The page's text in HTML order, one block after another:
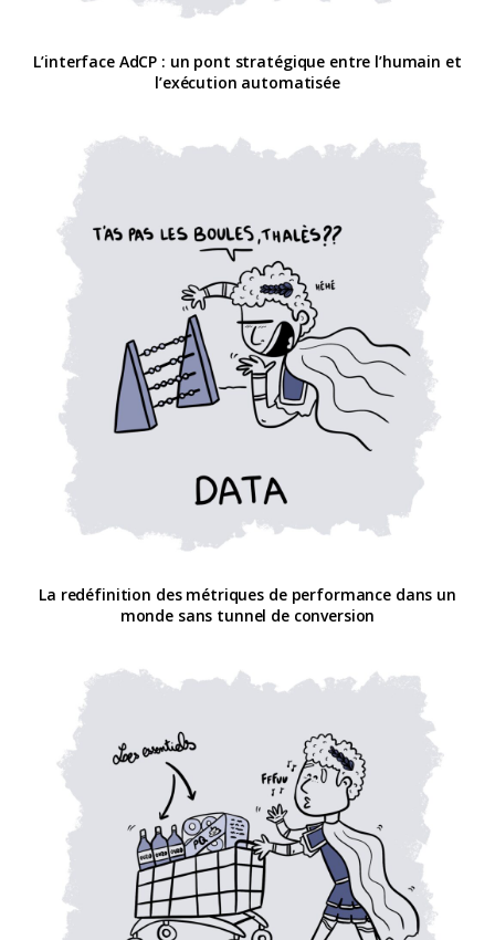
L’interface AdCP : un pont stratégique entre l’humain et
l’exécution automatisée
La redéfinition des métriques de performance dans un
monde sans tunnel de conversion